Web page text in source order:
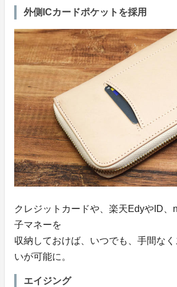
外側ICカードポケットを採用
クレジットカードや、楽天EdyやID、
子マネーを
収納しておけば、いつでも、手間な
いが可能に。
エイジング